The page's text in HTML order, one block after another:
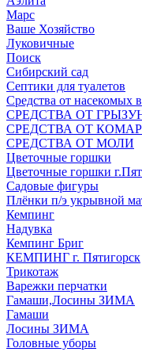
Марс
Ваше Хозяйство
Луковичные
Поиск
Сибирский сад
Септики для туалетов
Средства от насекомых
СPEДСТВА ОТ
СРЕДСТВА ОТ
СРЕДСТВА ОТ МОЛИ
Цветочные горшки
Цветочные горшки
Садовые фигуры
Плёнки п/э укрывной
Кемпинг
Надувка
Кемпинг Бриг
КЕМПИНГ г. Пятигорск
Трикотаж
Варежки перчатки
Гамаши,Лосины ЗИМА
Гамаши
Лосины ЗИМА
Головные уборы